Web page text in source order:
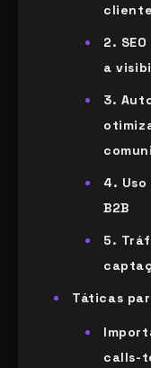
2.
a
3.
4.
B2B
5.
Táticas
calls-